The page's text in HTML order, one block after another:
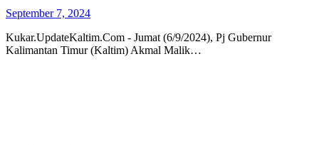
September 7, 2024
Kukar.UpdateKaltim.Com - Jumat (6/9/2024), Pj Gubernur
Kalimantan Timur (Kaltim) Akmal Malik…